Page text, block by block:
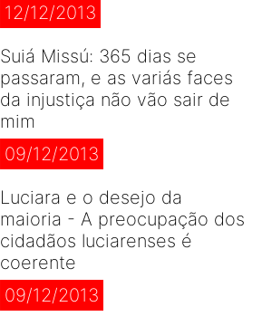
12/12/2013
Suiá Missú: 365 dias se
passaram, e as variás faces
da injustiça não vão sair de
mim
09/12/2013
Luciara e o desejo da
maioria - A preocupação dos
cidadãos luciarenses é
coerente
09/12/2013